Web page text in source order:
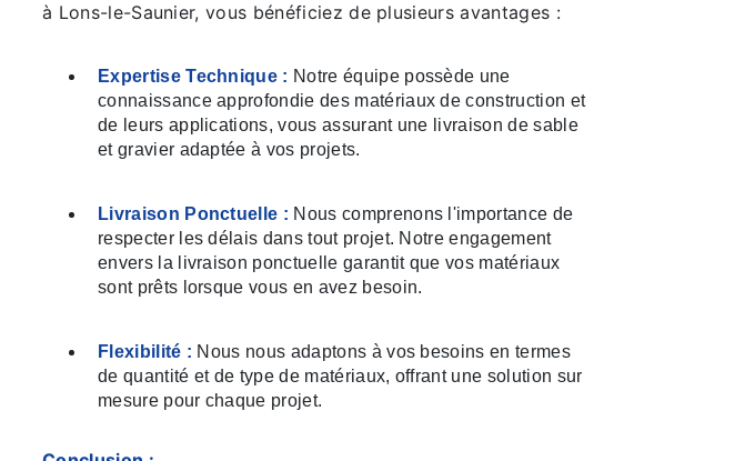
à Lons-le-Saunier, vous bénéficiez de plusieurs avantages :
Expertise Technique : Notre équipe possède une
connaissance approfondie des matériaux de construction et
de leurs applications, vous assurant une livraison de sable
et gravier adaptée à vos projets.
Livraison Ponctuelle : Nous comprenons l'importance de
respecter les délais dans tout projet. Notre engagement
envers la livraison ponctuelle garantit que vos matériaux
sont prêts lorsque vous en avez besoin.
Flexibilité : Nous nous adaptons à vos besoins en termes
de quantité et de type de matériaux, offrant une solution sur
mesure pour chaque projet.